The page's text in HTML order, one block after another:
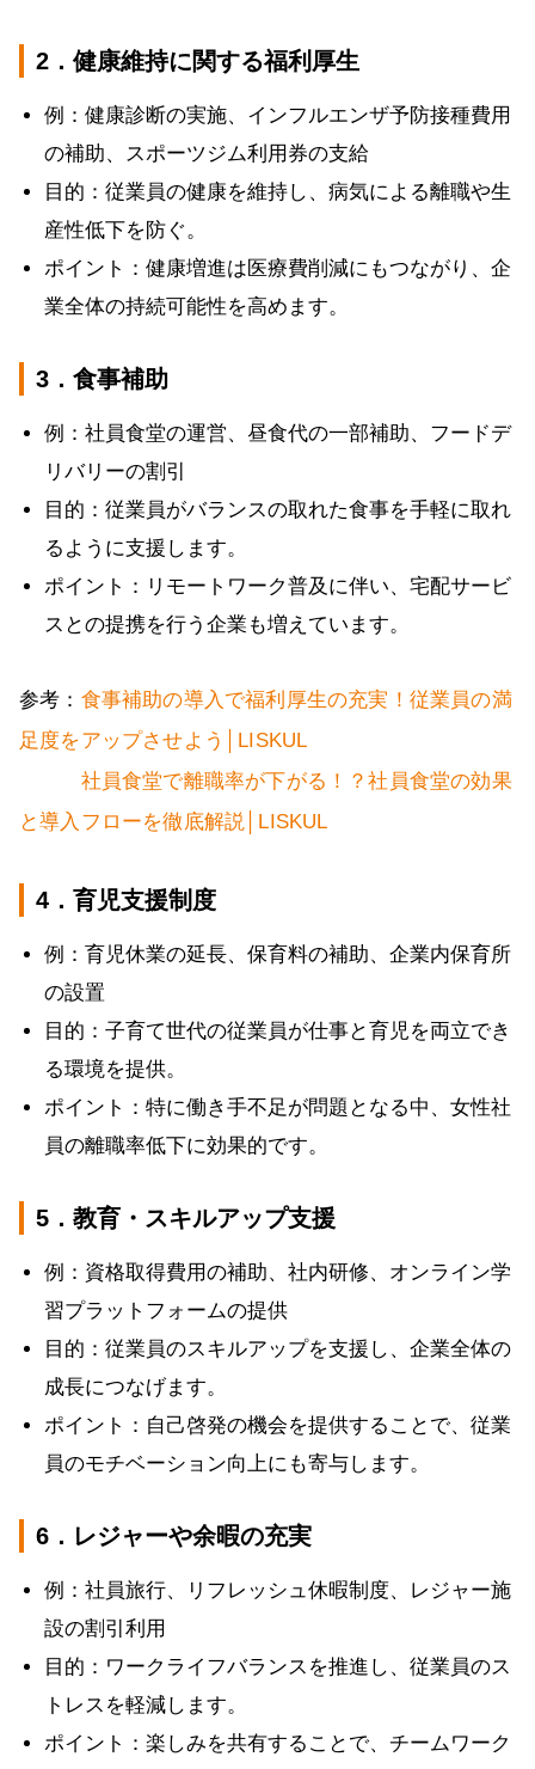
2．健康維持に関する福利厚生
例：健康診断の実施、インフルエンザ予防接種費用
の補助、スポーツジム利用券の支給
目的：従業員の健康を維持し、病気による離職や生
産性低下を防ぐ。
ポイント：健康増進は医療費削減にもつながり、企
業全体の持続可能性を高めます。
3．食事補助
例：社員食堂の運営、昼食代の一部補助、フードデ
リバリーの割引
目的：従業員がバランスの取れた食事を手軽に取れ
るように支援します。
ポイント：リモートワーク普及に伴い、宅配サービ
スとの提携を行う企業も増えています。
参考： 食事補助の導入で福利厚生の充実！従業員の満
足度をアップさせよう│LISKUL
社員食堂で離職率が下がる！？社員食堂の効果
と導入フローを徹底解説│LISKUL
4．育児支援制度
例：育児休業の延長、保育料の補助、企業内保育所
の設置
目的：子育て世代の従業員が仕事と育児を両立でき
る環境を提供。
ポイント：特に働き手不足が問題となる中、女性社
員の離職率低下に効果的です。
5．教育・スキルアップ支援
例：資格取得費用の補助、社内研修、オンライン学
習プラットフォームの提供
目的：従業員のスキルアップを支援し、企業全体の
成長につなげます。
ポイント：自己啓発の機会を提供することで、従業
員のモチベーション向上にも寄与します。
6．レジャーや余暇の充実
例：社員旅行、リフレッシュ休暇制度、レジャー施
設の割引利用
目的：ワークライフバランスを推進し、従業員のス
トレスを軽減します。
ポイント：楽しみを共有することで、チームワーク